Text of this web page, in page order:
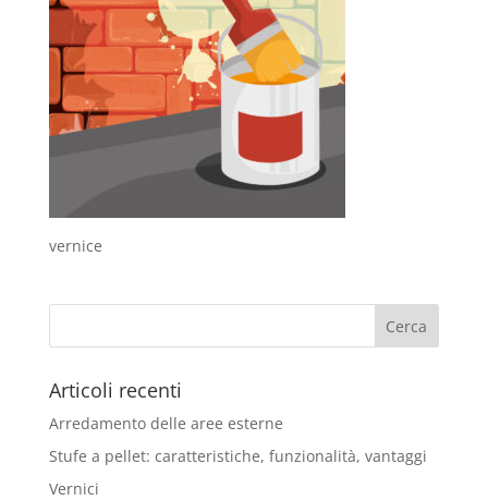
vernice
Articoli recenti
Arredamento delle aree esterne
Stufe a pellet: caratteristiche, funzionalità, vantaggi
Vernici